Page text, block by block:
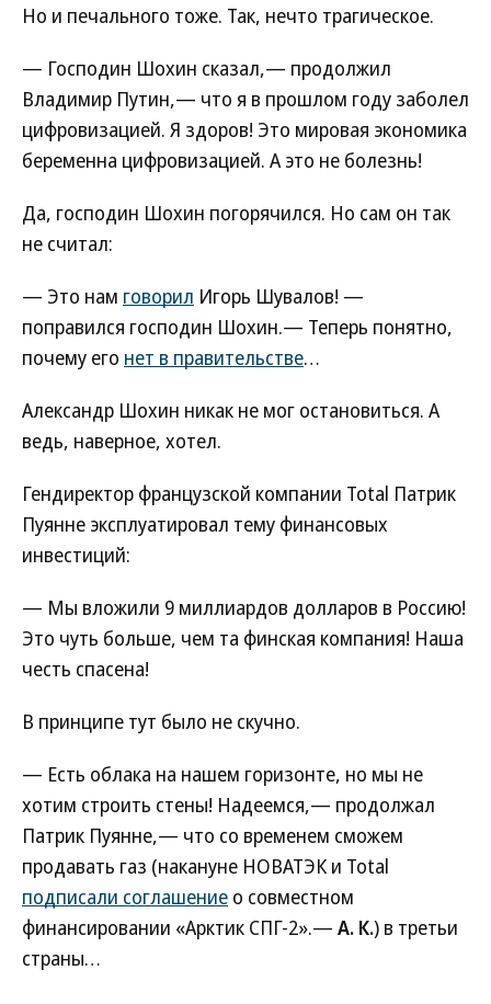
Но и печального тоже. Так, нечто трагическое.
— Господин Шохин сказал,— продолжил
Владимир Путин,— что я в прошлом году заболел
цифровизацией. Я здоров! Это мировая экономика
беременна цифровизацией. А это не болезнь!
Да, господин Шохин погорячился. Но сам он так
не считал:
— Это нам говорил Игорь Шувалов! —
поправился господин Шохин.— Теперь понятно,
почему его нет в правительстве…
Александр Шохин никак не мог остановиться. А
ведь, наверное, хотел.
Гендиректор французской компании Total Патрик
Пуянне эксплуатировал тему финансовых
инвестиций:
— Мы вложили 9 миллиардов долларов в Россию!
Это чуть больше, чем та финская компания! Наша
честь спасена!
В принципе тут было не скучно.
— Есть облака на нашем горизонте, но мы не
хотим строить стены! Надеемся,— продолжал
Патрик Пуянне,— что со временем сможем
продавать газ (накануне НОВАТЭК и Total
подписали соглашение о совместном
финансировании «Арктик СПГ-2».— А. К.) в третьи
страны…